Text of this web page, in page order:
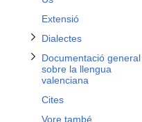
Extensió
Dialectes
Documentació general
sobre la llengua
valenciana
Cites
Vore també